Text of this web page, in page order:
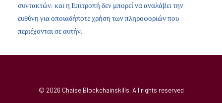
συντακτών, και η Επιτροπή δεν μπορεί να αναλάβει την
ευθύνη για οποιαδήποτε χρήση των πληροφοριών που
περιέχονται σε αυτήν.
© 2026 Chaise Blockchainskills. All rights reserved